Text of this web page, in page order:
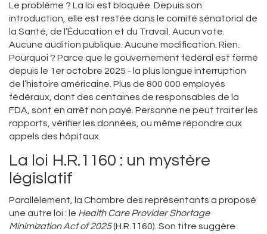
Le problème ? La loi est bloquée. Depuis son
introduction, elle est restée dans le comité sénatorial de
la Santé, de l’Éducation et du Travail. Aucun vote.
Aucune audition publique. Aucune modification. Rien.
Pourquoi ? Parce que le gouvernement fédéral est fermé
depuis le 1er octobre 2025 - la plus longue interruption
de l’histoire américaine. Plus de 800 000 employés
fédéraux, dont des centaines de responsables de la
FDA, sont en arrêt non payé. Personne ne peut traiter les
rapports, vérifier les données, ou même répondre aux
appels des hôpitaux.
La loi H.R.1160 : un mystère
législatif
Parallèlement, la Chambre des représentants a proposé
une autre loi : le Health Care Provider Shortage
Minimization Act of 2025(H.R.1160). Son titre suggère